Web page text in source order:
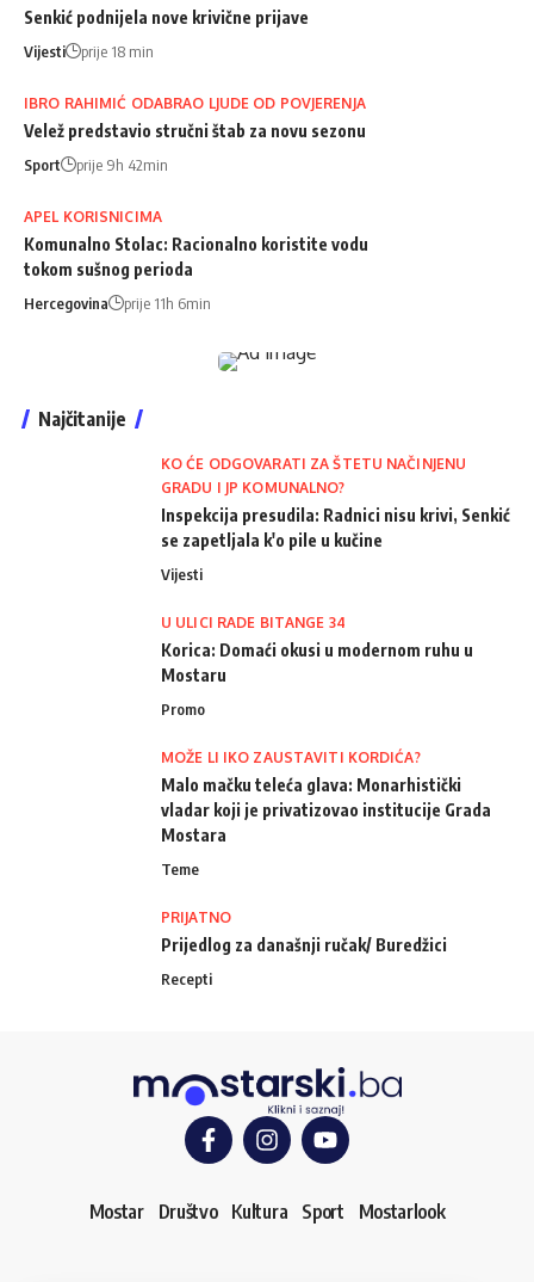
Senkić podnijela nove krivične prijave
Vijesti prije 18 min
IBRO RAHIMIĆ ODABRAO LJUDE OD POVJERENJA
Velež predstavio stručni štab za novu sezonu
Sport prije 9h 42min
APEL KORISNICIMA
Komunalno Stolac: Racionalno koristite vodu
tokom sušnog perioda
Hercegovina prije 11h 6min
Najčitanije
KO ĆE ODGOVARATI ZA ŠTETU NAČINJENU
GRADU I JP KOMUNALNO?
Inspekcija presudila: Radnici nisu krivi, Senkić
se zapetljala k'o pile u kučine
Vijesti
U ULICI RADE BITANGE 34
Korica: Domaći okusi u modernom ruhu u
Mostaru
Promo
MOŽE LI IKO ZAUSTAVITI KORDIĆA?
Malo mačku teleća glava: Monarhistički
vladar koji je privatizovao institucije Grada
Mostara
Teme
PRIJATNO
Prijedlog za današnji ručak/ Buredžici
Recepti
Mostar Društvo Kultura Sport Mostarlook